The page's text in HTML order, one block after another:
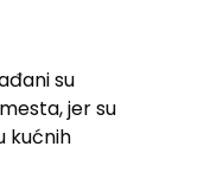
su
jer su
kućnih